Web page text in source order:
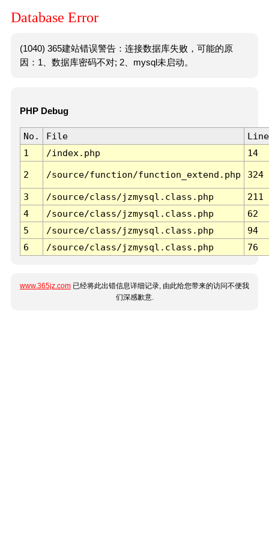
Database Error
(1040) 365建站错误警告：连接数据库失败，可能的原
因：1、数据库密码不对; 2、mysql未启动。
PHP Debug
No. File
Line
1
/index.php 14
2 /source/function/function_extend.php 324
3 /source/class/jzmysql.class.php
211
4
/source/class/jzmysql.class.php
62
5
/source/class/jzmysql.class.php
94
6
/source/class/jzmysql.class.php 76
www.365jz.com 已经将此出错信息详细记录, 由此给您带来的访问不便我
们深感歉意.